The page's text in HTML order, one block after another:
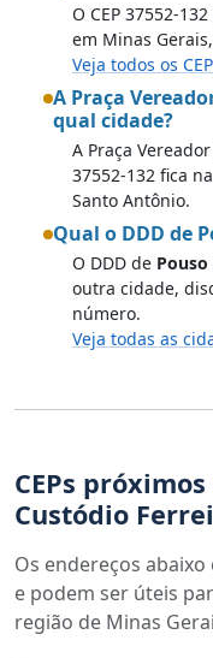
O CEP 37552-
em Minas
Veja todos os
A Praça
qual cidade?
A Praça
37552-132 fica
Santo Antônio.
Qual o DDD de
O DDD de
outra cidade,
número.
Veja todas as
CEPs
Custódio
Os endereços abaixo
e podem ser úteis
região de Minas